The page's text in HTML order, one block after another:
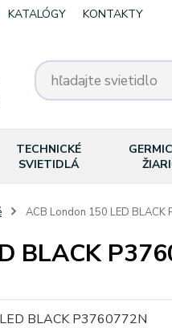
KATALÓGY KONTAKTY
TECHNICKÉ
SVIETIDLÁ
ACB London 150 LED BLACK
BLACK